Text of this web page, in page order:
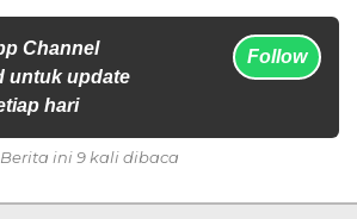
Channel
untuk update
hari
Follow
Berita ini 9 kali dibaca